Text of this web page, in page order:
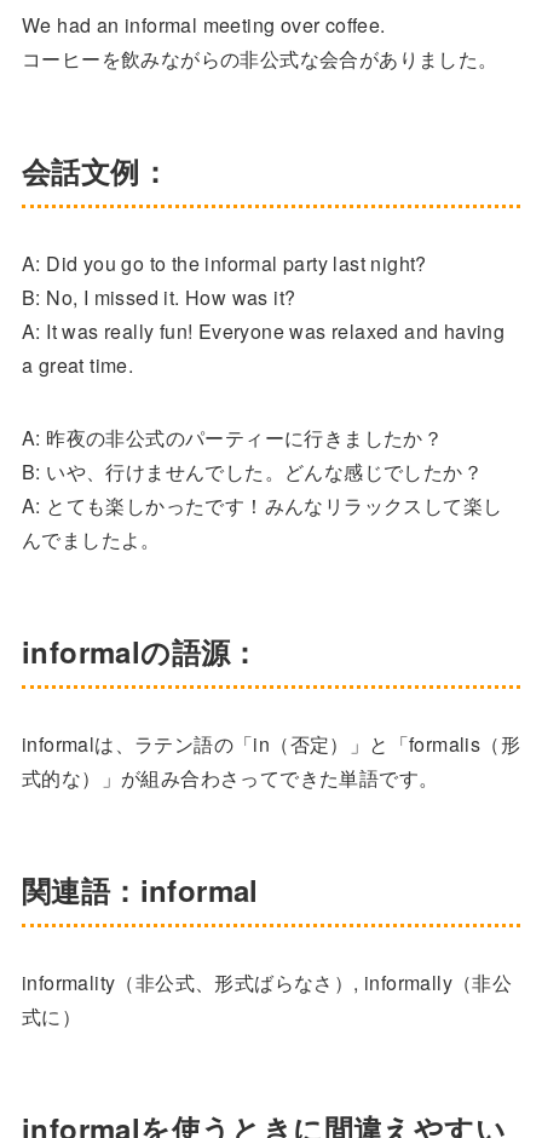
We had an informal meeting over coffee.
コーヒーを飲みながらの非公式な会合がありました。
会話文例：
A: Did you go to the informal party last night?
B: No, I missed it. How was it?
A: It was really fun! Everyone was relaxed and having
a great time.
A: 昨夜の非公式のパーティーに行きましたか？
B: いや、行けませんでした。どんな感じでしたか？
A: とても楽しかったです！みんなリラックスして楽し
んでましたよ。
informalの語源：
informalは、ラテン語の「in（否定）」と「formalis（形
式的な）」が組み合わさってできた単語です。
関連語：informal
informality（非公式、形式ばらなさ）, informally（非公
式に）
informalを使うときに間違えやすい